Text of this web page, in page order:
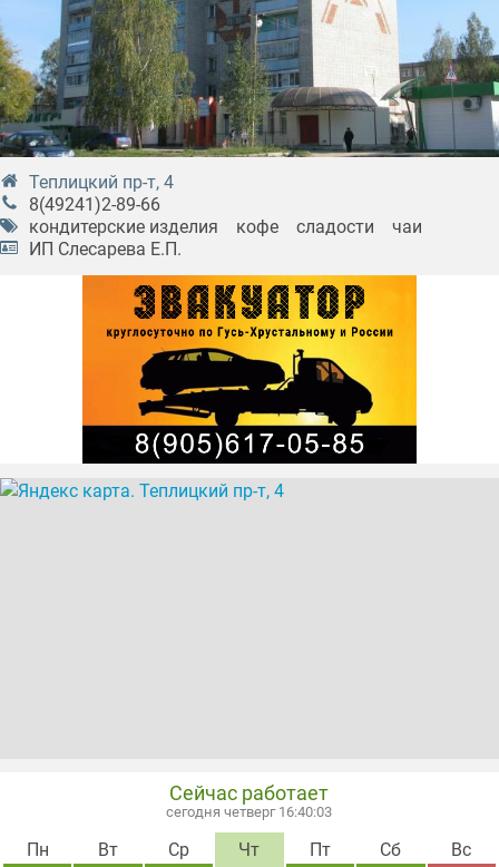
Теплицкий пр-т, 4
8(49241)2-89-66
кондитерские изделия
кофе сладости
чаи
ИП Слесарева Е.П.
Сейчас работает
сегодня четверг 16:40:03
Пн Вт Ср Чт Пт Сб Вс